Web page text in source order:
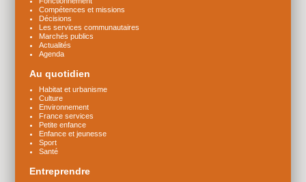
Compétences et missions
Décisions
Les services communautaires
Marchés publics
Actualités
Agenda
Au quotidien
Habitat et urbanisme
Culture
Environnement
France services
Petite enfance
Enfance et jeunesse
Sport
Santé
Entreprendre